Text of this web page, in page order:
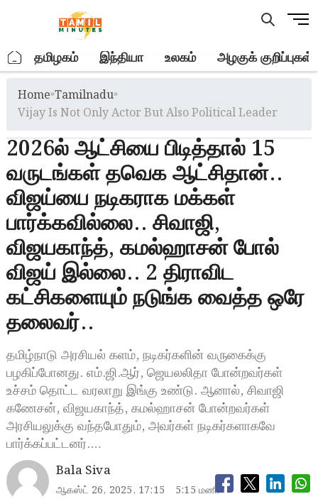
M
u
o
. தமிழகம் இந்தியா உலகம் அழகுக் குறிப்புகள்
Home»Tamilnadu»
Vijay Is Not Only Actor But Also Political Leader
2026ல் ஆட்சியை பிடித்தால் 15
வருடங்கள் தவெக ஆட்சிதான்..
விஜய்யை நடிகராக மக்கள்
பார்க்கவில்லை.. சிவாஜி,
விஜயகாந்த், கமல்ஹாசன் போல்
விஜய் இல்லை.. 2 திராவிட
கட்சிகளையும் நடுங்க வைத்த ஒரே
தலைவர்..
தமிழ்நாடு அரசியல் களம், நடிகர்களின் வருகைக்கு
பழகிப்போனது. எம்.ஜி.ஆர், ஜெயலலிதா போன்றவர்கள்
உச்சம் தொட்ட வரலாறு இங்கு உண்டு. ஆனால், சிவாஜி
கணேசன், விஜயகாந்த், கமல்ஹாசன் போன்றவர்கள்
அரசியலுக்கு வந்தபோதும், அவர்கள் நடிகர்களாகவே
பார்க்கப்பட்டனர்.…
Bala Siva
ஆகஸ்ட் 26, 2025, 17:15 5:15 மணி